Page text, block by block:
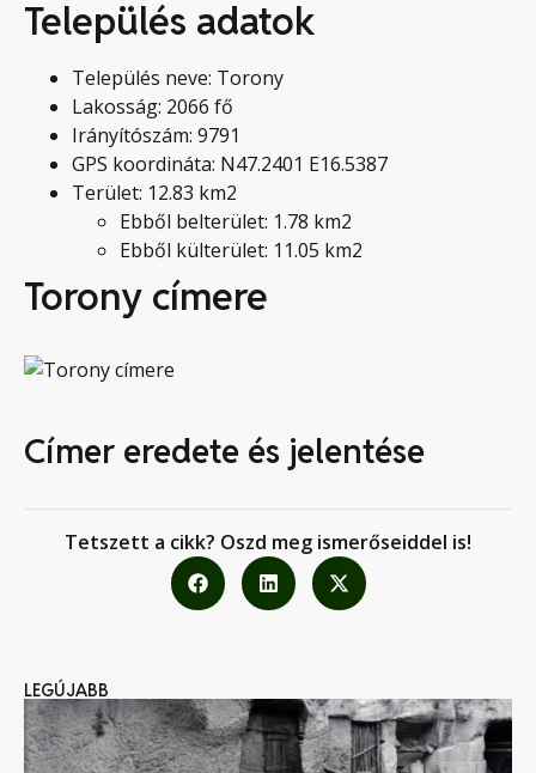
Település adatok
Település neve: Torony
Lakosság: 2066 fő
Irányítószám: 9791
GPS koordináta: N47.2401 E16.5387
Terület: 12.83 km2
Ebből belterület: 1.78 km2
Ebből külterület: 11.05 km2
Torony címere
Címer eredete és jelentése
Tetszett a cikk? Oszd meg ismerőseiddel is!
LEGÚJABB